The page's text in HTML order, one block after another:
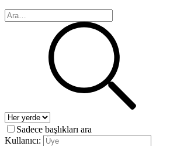
Sadece başlıkları ara
Kullanıcı: